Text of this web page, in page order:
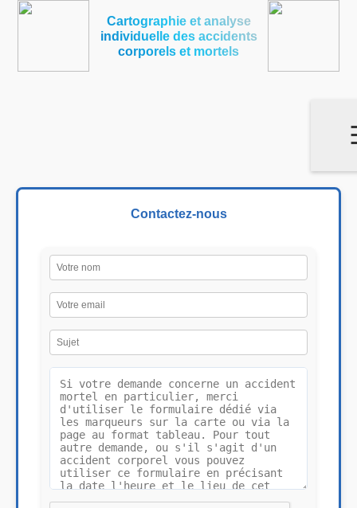
Cartographie et analyse
individuelle des accidents
corporels et mortels
Contactez-nous